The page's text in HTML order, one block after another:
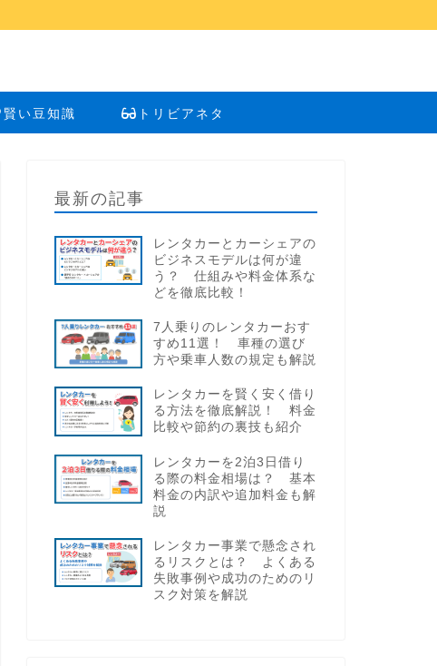
賢い豆知識 トリビアネタ
最新の記事
レンタカーとカーシェアの
ビジネスモデルは何が違
う？ 仕組みや料金体系な
どを徹底比較！
7人乗りのレンタカーおす
すめ11選！ 車種の選び
方や乗車人数の規定も解説
レンタカーを賢く安く借り
る方法を徹底解説！ 料金
比較や節約の裏技も紹介
レンタカーを2泊3日借り
る際の料金相場は？ 基本
料金の内訳や追加料金も解
説
レンタカー事業で懸念され
るリスクとは？ よくある
失敗事例や成功のためのリ
スク対策を解説